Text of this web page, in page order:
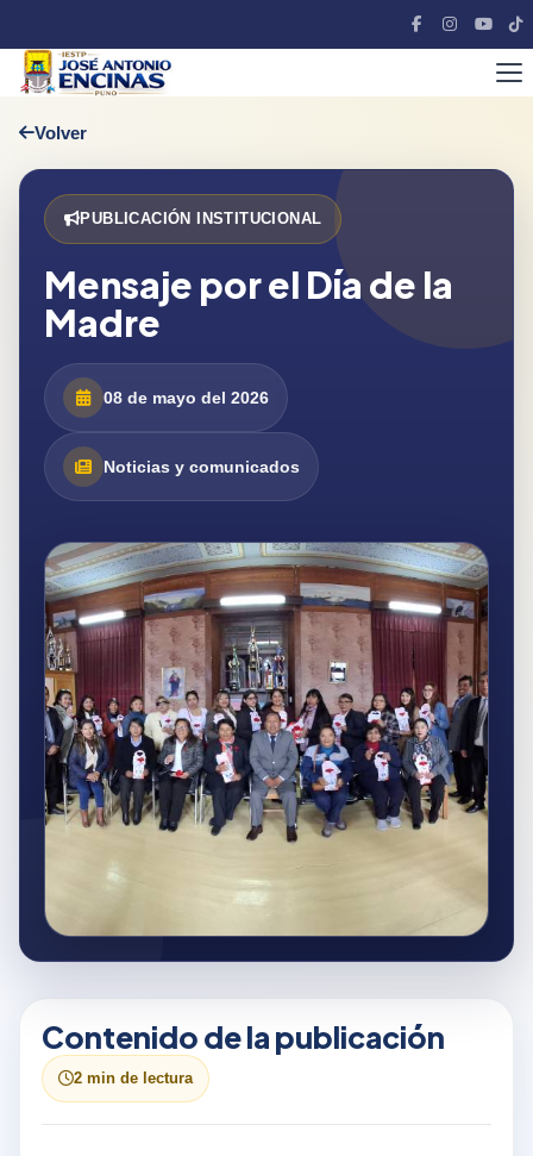
Volver
PUBLICACIÓN INSTITUCIONAL
Mensaje por el Día de la
Madre
08 de mayo del 2026
Noticias y comunicados
Contenido de la publicación
2 min de lectura